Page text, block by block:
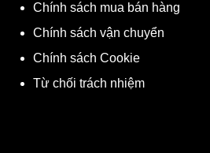
Chính sách mua bán hàng
Chính sách vận chuyển
Chính sách Cookie
Từ chối trách nhiệm